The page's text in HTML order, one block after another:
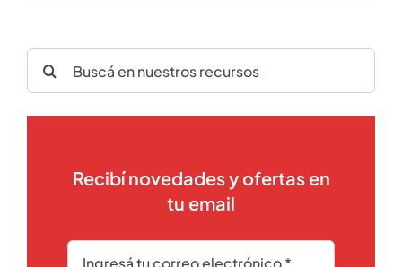
Search
for:
Recibí novedades y ofertas en
tu email